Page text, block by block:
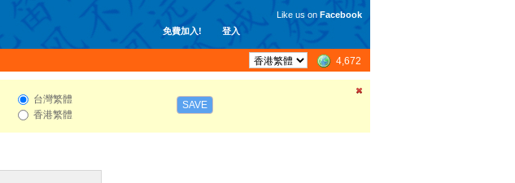
免費加入! 登入
Like us on Facebook
4,672
台灣繁體
香港繁體
SAVE